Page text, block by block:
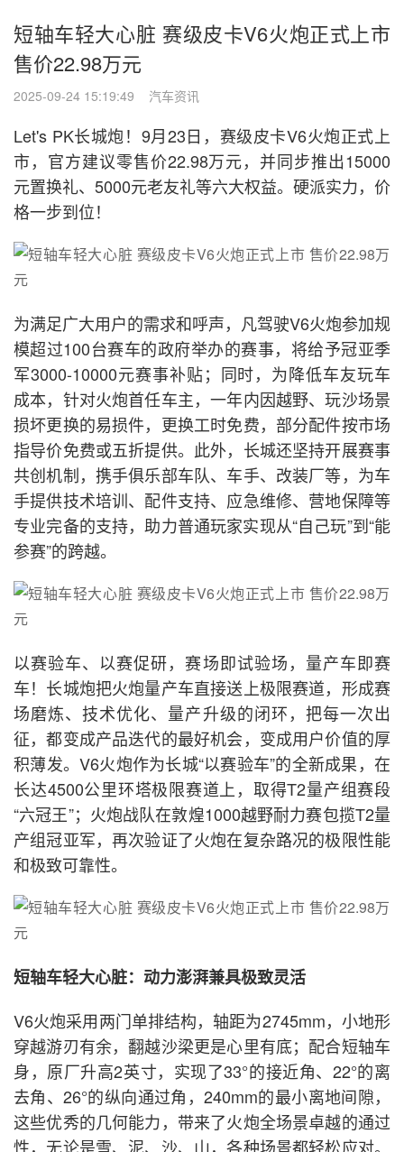
短轴车轻大心脏 赛级皮卡V6火炮正式上市
售价22.98万元
2025-09-24 15:19:49 汽车资讯
Let's PK长城炮！9月23日，赛级皮卡V6火炮正式上
市，官方建议零售价22.98万元，并同步推出15000
元置换礼、5000元老友礼等六大权益。硬派实力，价
格一步到位！
为满足广大用户的需求和呼声，凡驾驶V6火炮参加规
模超过100台赛车的政府举办的赛事，将给予冠亚季
军3000-10000元赛事补贴；同时，为降低车友玩车
成本，针对火炮首任车主，一年内因越野、玩沙场景
损坏更换的易损件，更换工时免费，部分配件按市场
指导价免费或五折提供。此外，长城还坚持开展赛事
共创机制，携手俱乐部车队、车手、改装厂等，为车
手提供技术培训、配件支持、应急维修、营地保障等
专业完备的支持，助力普通玩家实现从“自己玩”到“能
参赛”的跨越。
以赛验车、以赛促研，赛场即试验场，量产车即赛
车！长城炮把火炮量产车直接送上极限赛道，形成赛
场磨炼、技术优化、量产升级的闭环，把每一次出
征，都变成产品迭代的最好机会，变成用户价值的厚
积薄发。V6火炮作为长城“以赛验车”的全新成果，在
长达4500公里环塔极限赛道上，取得T2量产组赛段
“六冠王”；火炮战队在敦煌1000越野耐力赛包揽T2量
产组冠亚军，再次验证了火炮在复杂路况的极限性能
和极致可靠性。
短轴车轻大心脏：动力澎湃兼具极致灵活
V6火炮采用两门单排结构，轴距为2745mm，小地形
穿越游刃有余，翻越沙梁更是心里有底；配合短轴车
身，原厂升高2英寸，实现了33°的接近角、22°的离
去角、26°的纵向通过角，240mm的最小离地间隙，
这些优秀的几何能力，带来了火炮全场景卓越的通过
性，无论是雪、泥、沙、山，各种场景都轻松应对。